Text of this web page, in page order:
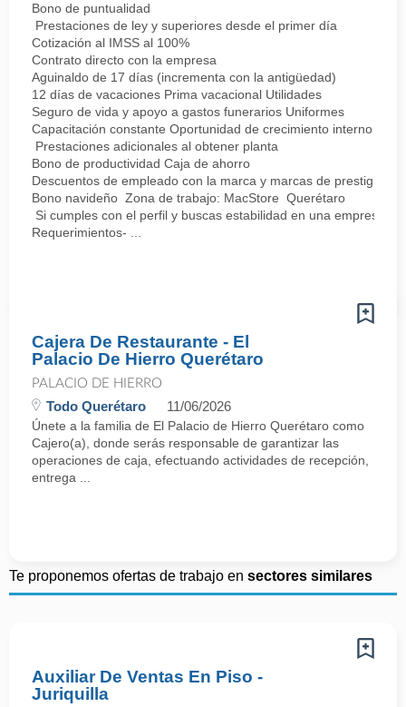
Bono de puntualidad
Prestaciones de ley y superiores desde el primer día
Cotización al IMSS al 100%
Contrato directo con la empresa
Aguinaldo de 17 días (incrementa con la antigüedad)
12 días de vacaciones Prima vacacional Utilidades
Seguro de vida y apoyo a gastos funerarios Uniformes
Capacitación constante Oportunidad de crecimiento interno
Prestaciones adicionales al obtener planta
Bono de productividad Caja de ahorro
Descuentos de empleado con la marca y marcas de prestigio
Bono navideño Zona de trabajo: MacStore Querétaro
Si cumples con el perfil y buscas estabilidad en una empresa
Requerimientos- ...
Cajera De Restaurante - El
Palacio De Hierro Querétaro
PALACIO DE HIERRO
Todo Querétaro 11/06/2026
Únete a la familia de El Palacio de Hierro Querétaro como
Cajero(a), donde serás responsable de garantizar las
operaciones de caja, efectuando actividades de recepción,
entrega ...
Te proponemos ofertas de trabajo en sectores similares
Auxiliar De Ventas En Piso -
Juriquilla